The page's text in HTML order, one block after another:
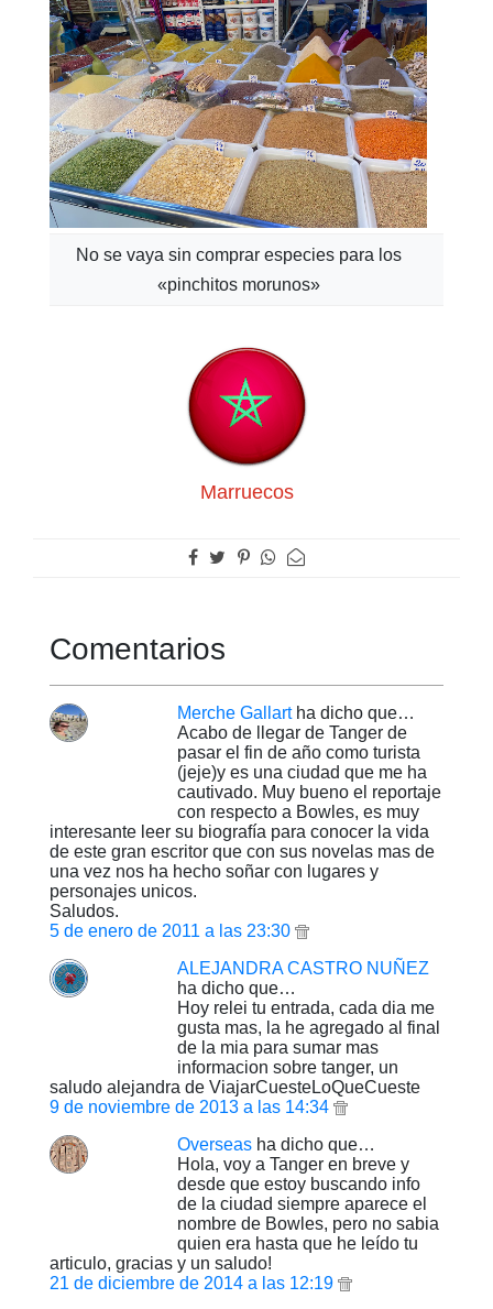
No se vaya sin comprar especies para los
«pinchitos morunos»
Marruecos
Comentarios
Merche Gallartha dicho que…
Acabo de llegar de Tanger de
pasar el fin de año como turista
(jeje)y es una ciudad que me ha
cautivado. Muy bueno el reportaje
con respecto a Bowles, es muy
interesante leer su biografía para conocer la vida
de este gran escritor que con sus novelas mas de
una vez nos ha hecho soñar con lugares y
personajes unicos.
Saludos.
5 de enero de 2011 a las 23:30
ALEJANDRA CASTRO NUÑEZ
ha dicho que…
Hoy relei tu entrada, cada dia me
gusta mas, la he agregado al final
de la mia para sumar mas
informacion sobre tanger, un
saludo alejandra de ViajarCuesteLoQueCueste
9 de noviembre de 2013 a las 14:34
Overseas ha dicho que…
Hola, voy a Tanger en breve y
desde que estoy buscando info
de la ciudad siempre aparece el
nombre de Bowles, pero no sabia
quien era hasta que he leído tu
articulo, gracias y un saludo!
21 de diciembre de 2014 a las 12:19